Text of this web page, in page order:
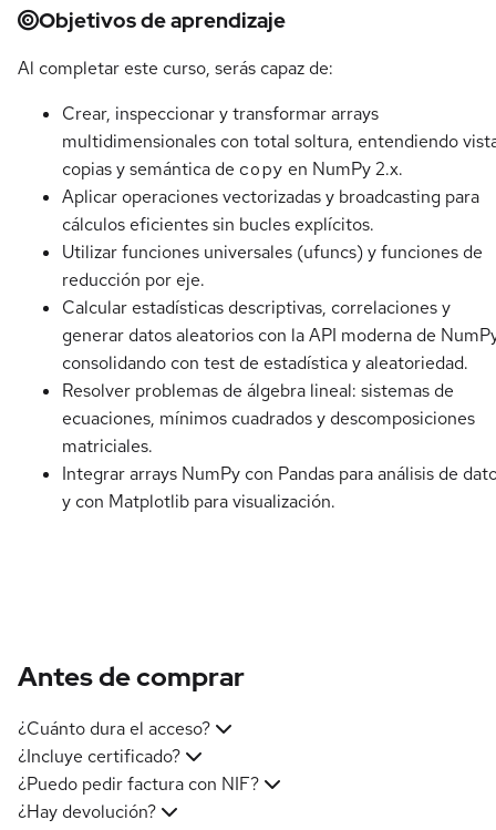
Objetivos de aprendizaje
Al completar este curso, serás capaz de:
Crear, inspeccionar y transformar arrays
multidimensionales con total soltura, entendiendo
copias y semántica de copy en NumPy 2.x.
Aplicar operaciones vectorizadas y broadcasting para
cálculos eficientes sin bucles explícitos.
Utilizar funciones universales (ufuncs) y funciones de
reducción por eje.
Calcular estadísticas descriptivas, correlaciones y
generar datos aleatorios con la API moderna de
consolidando con test de estadística y aleatoriedad.
Resolver problemas de álgebra lineal: sistemas de
ecuaciones, mínimos cuadrados y descomposiciones
matriciales.
Integrar arrays NumPy con Pandas para análisis de
y con Matplotlib para visualización.
Antes de comprar
¿Cuánto dura el acceso?
¿Incluye certificado?
¿Puedo pedir factura con NIF?
¿Hay devolución?